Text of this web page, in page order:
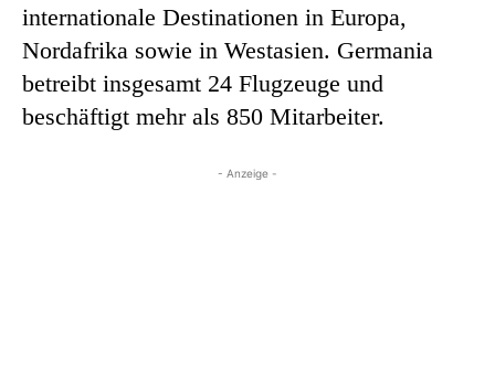
internationale Destinationen in Europa,
Nordafrika sowie in Westasien. Germania
betreibt insgesamt 24 Flugzeuge und
beschäftigt mehr als 850 Mitarbeiter.
- Anzeige -